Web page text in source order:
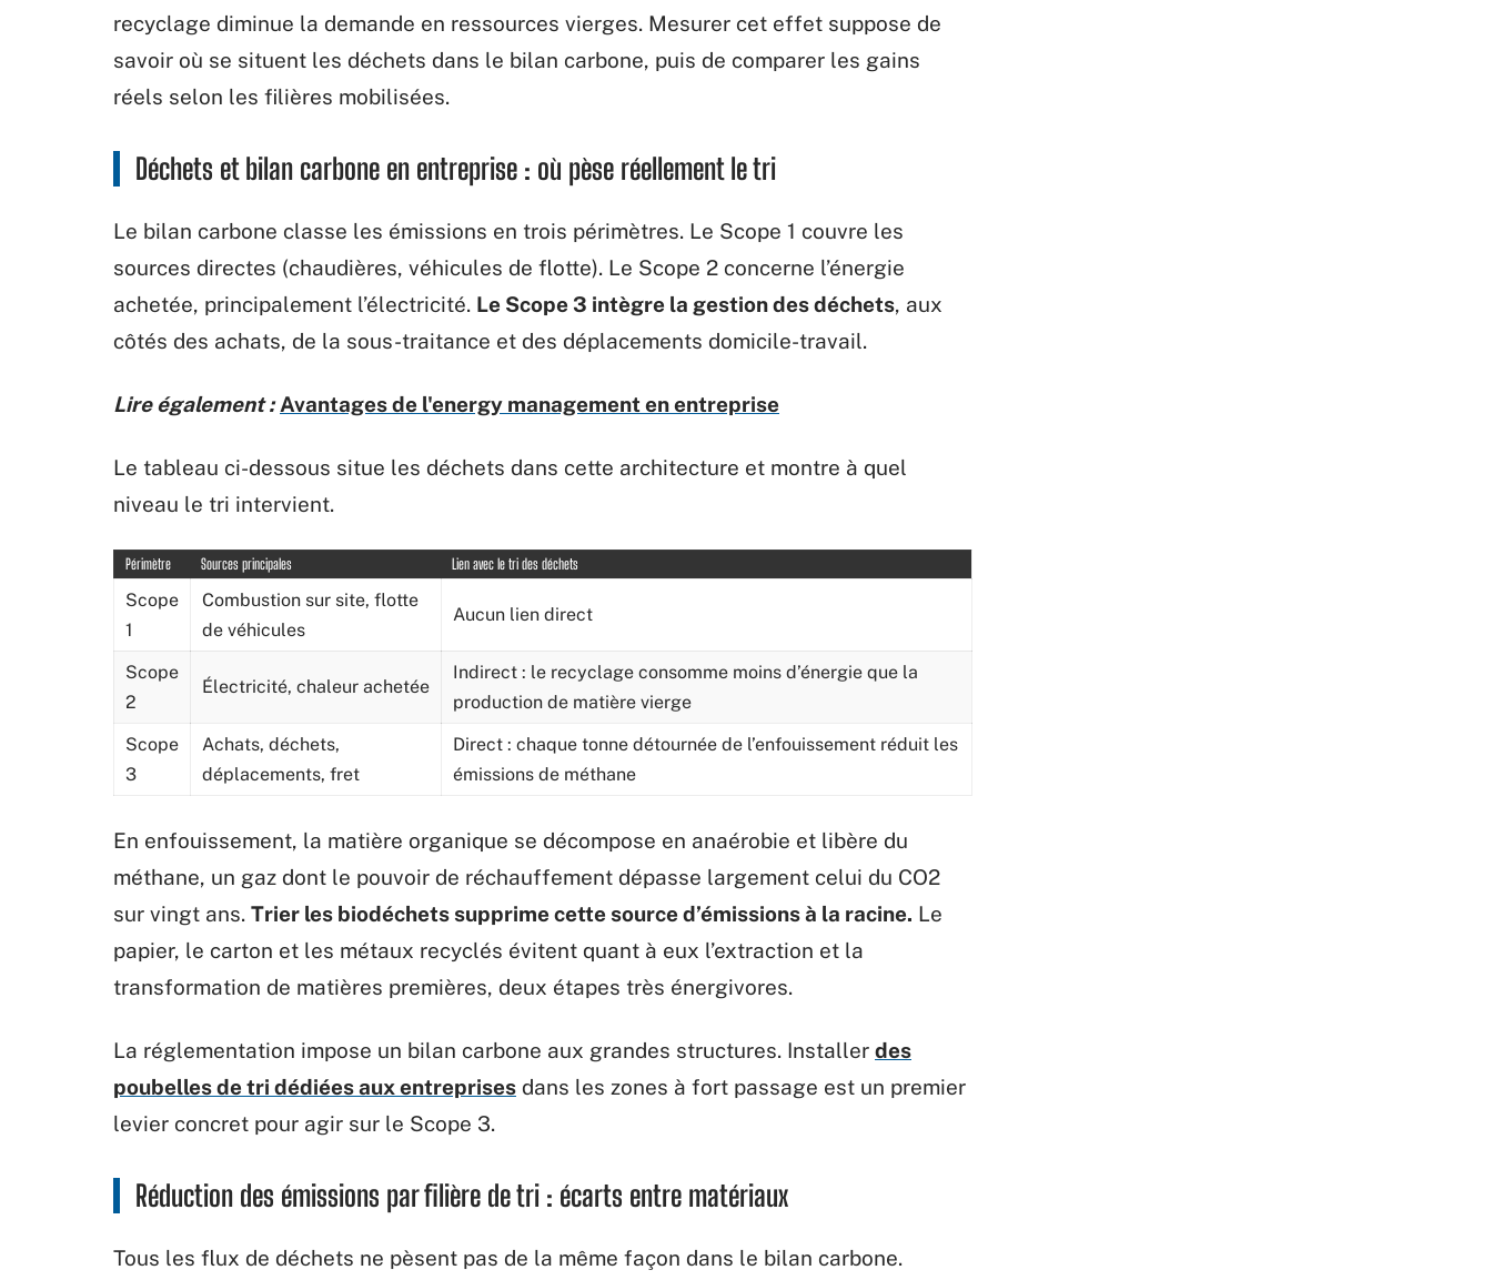
recyclage diminue la demande en ressources vierges. Mesurer cet effet suppose de
savoir où se situent les déchets dans le bilan carbone, puis de comparer les gains
réels selon les filières mobilisées.
Déchets et bilan carbone en entreprise : où pèse réellement le tri
Le bilan carbone classe les émissions en trois périmètres. Le Scope 1 couvre les
sources directes (chaudières, véhicules de flotte). Le Scope 2 concerne l’énergie
achetée, principalement l’électricité. Le Scope 3 intègre la gestion des déchets, aux
côtés des achats, de la sous-traitance et des déplacements domicile-travail.
Lire également : Avantages de l'energy management en entreprise
Le tableau ci-dessous situe les déchets dans cette architecture et montre à quel
niveau le tri intervient.
Périmètre Sources principales Lien avec le tri des déchets
Scope
1
Combustion sur site, flotte
de véhicules
Aucun lien direct
Scope
2
Électricité, chaleur achetée
Indirect : le recyclage consomme moins d’énergie que la
production de matière vierge
Scope
3
Achats, déchets,
déplacements, fret
Direct : chaque tonne détournée de l’enfouissement réduit les
émissions de méthane
En enfouissement, la matière organique se décompose en anaérobie et libère du
méthane, un gaz dont le pouvoir de réchauffement dépasse largement celui du CO2
sur vingt ans. Trier les biodéchets supprime cette source d’émissions à la racine. Le
papier, le carton et les métaux recyclés évitent quant à eux l’extraction et la
transformation de matières premières, deux étapes très énergivores.
La réglementation impose un bilan carbone aux grandes structures. Installer des
poubelles de tri dédiées aux entreprises dans les zones à fort passage est un premier
levier concret pour agir sur le Scope 3.
Réduction des émissions par filière de tri : écarts entre matériaux
Tous les flux de déchets ne pèsent pas de la même façon dans le bilan carbone.